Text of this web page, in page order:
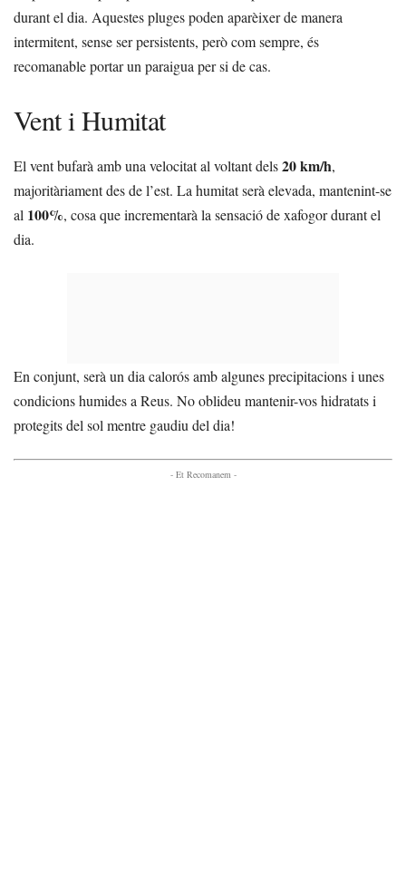
durant el dia. Aquestes pluges poden aparèixer de manera
intermitent, sense ser persistents, però com sempre, és
recomanable portar un paraigua per si de cas.
Vent i Humitat
El vent bufarà amb una velocitat al voltant dels20 km/h,
majoritàriament des de l’est. La humitat serà elevada, mantenint-se
al 100%, cosa que incrementarà la sensació de xafogor durant el
dia.
En conjunt, serà un dia calorós amb algunes precipitacions i unes
condicions humides a Reus. No oblideu mantenir-vos hidratats i
protegits del sol mentre gaudiu del dia!
- Et Recomanem -